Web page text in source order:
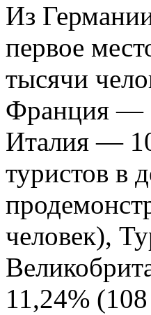
Из
первое
тысячи
Франция —
Италия —
туристов в
человек),
11,24%